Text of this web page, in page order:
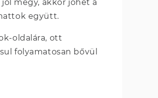
jól megy, akkor jöhet a
együtt.
oldalára, ott
folyamatosan bővül